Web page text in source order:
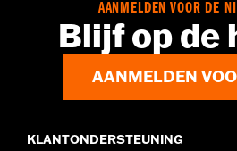
AANMELDEN VOOR DE
Blijf op de
AANMELDEN
KLANTONDERSTEUNING